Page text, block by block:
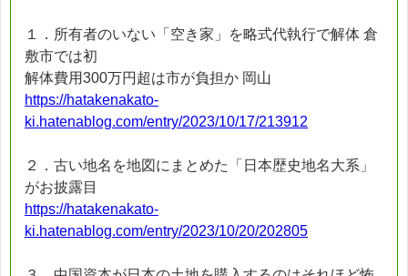
１．所有者のいない「空き家」を略式代執行で解体 倉
敷市では初
解体費用300万円超は市が負担か 岡山
https://hatakenakato-
ki.hatenablog.com/entry/2023/10/17/213912
２．古い地名を地図にまとめた「日本歴史地名大系」
がお披露目
https://hatakenakato-
ki.hatenablog.com/entry/2023/10/20/202805